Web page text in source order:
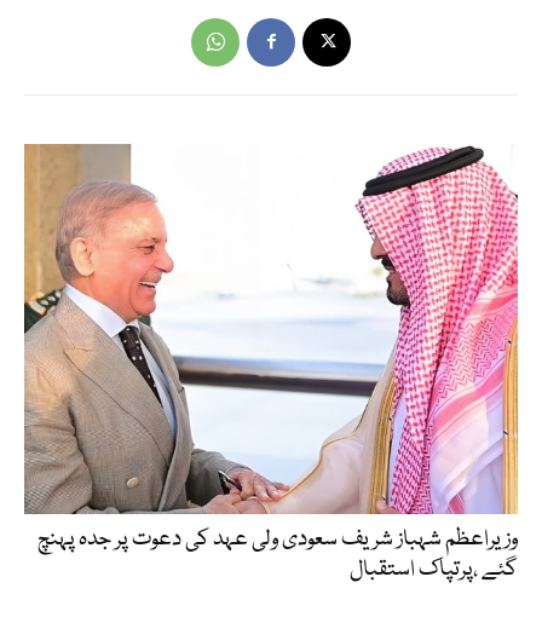
وزیراعظم شہباز شریف سعودی ولی عہد کی دعوت پر جدہ پہنچ
گئے ،پرتپاک استقبال